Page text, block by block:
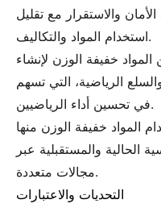
والاستقرار مع تقليل
استخدام المواد والتكاليف.
خفيفة الوزن لإنشاء
الرياضية، التي تسهم
في تحسين أداء الرياضيين.
المواد خفيفة الوزن منها
الحالية والمستقبلية عبر
مجالات متعددة.
التحديات والاعتبارات